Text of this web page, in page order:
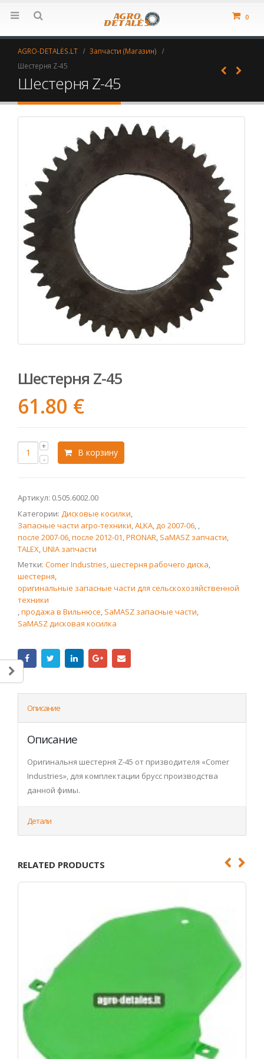
0
AGRO-DETALĖS.LT
Запчасти (Магазин)
Шестерня Z-45
Шестерня Z-45
Шестерня Z-45
61.80 €
В корзину
Артикул: 0.505.6002.00
Категории: Дисковые косилки,
Запасные части агро-техники,ALKA,до 2007-06, ,
после 2007-06,после 2012-01,PRONAR, SaMASZ запчасти,
TALEX,UNIA запчасти
Метки: Comer Industries,шестерня рабочего диска,
шестерня,
оригинальные запасные части для сельскохозяйственной
техники
,продажа в Вильнюсе, SaMASZ запасные части,
SaMASZ дисковая косилка
Описание
Описание
Оригинальня шестерня Z-45 от призводителя «Comer
Industries», для комплектации брусс производства
данной фимы.
Детали
RELATED PRODUCTS